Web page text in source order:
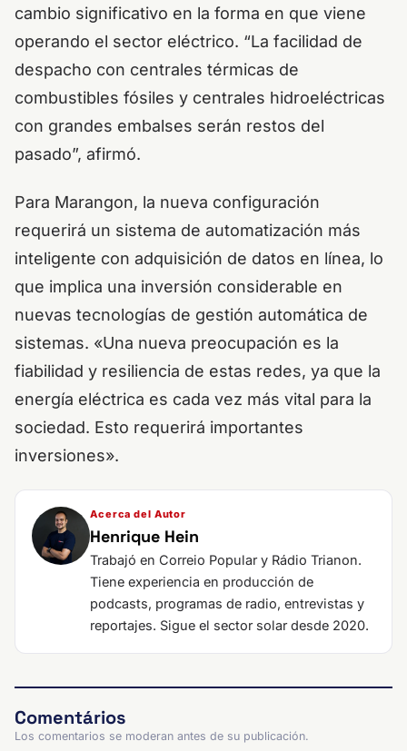
cambio significativo en la forma en que viene
operando el sector eléctrico. “La facilidad de
despacho con centrales térmicas de
combustibles fósiles y centrales hidroeléctricas
con grandes embalses serán restos del
pasado”, afirmó.
Para Marangon, la nueva configuración
requerirá un sistema de automatización más
inteligente con adquisición de datos en línea, lo
que implica una inversión considerable en
nuevas tecnologías de gestión automática de
sistemas. «Una nueva preocupación es la
fiabilidad y resiliencia de estas redes, ya que la
energía eléctrica es cada vez más vital para la
sociedad. Esto requerirá importantes
inversiones».
Acerca del Autor
Henrique Hein
Trabajó en Correio Popular y Rádio Trianon.
Tiene experiencia en producción de
podcasts, programas de radio, entrevistas y
reportajes. Sigue el sector solar desde 2020.
Comentários
Los comentarios se moderan antes de su publicación.